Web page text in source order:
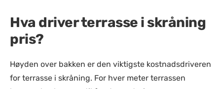
Hva driver terrasse i skråning
pris?
Høyden over bakken er den viktigste kostnadsdriveren
for terrasse i skråning. For hver meter terrassen